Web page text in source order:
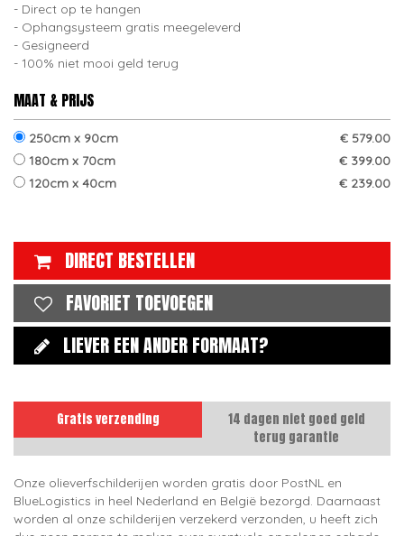
Direct op te hangen
Ophangsysteem gratis meegeleverd
Gesigneerd
100% niet mooi geld terug
MAAT & PRIJS
250cm x 90cm
€ 579.00
180cm x 70cm
€ 399.00
120cm x 40cm
€ 239.00
DIRECT BESTELLEN
FAVORIET TOEVOEGEN
LIEVER EEN ANDER FORMAAT?
Gratis verzending
14 dagen niet goed geld
terug garantie
Onze olieverfschilderijen worden gratis door PostNL en
BlueLogistics in heel Nederland en België bezorgd. Daarnaast
worden al onze schilderijen verzekerd verzonden, u heeft zich